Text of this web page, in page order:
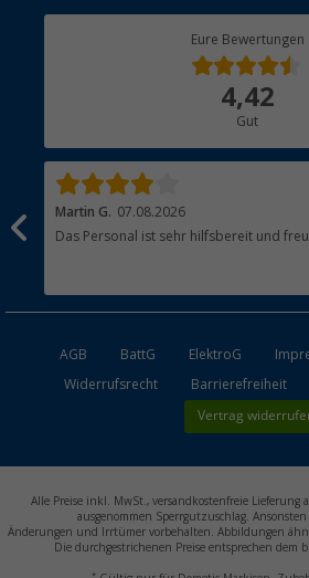
Eure Bewertungen
4,42
Gut
Martin G. 07.08.2026
Das Personal ist sehr hilfsbereit und
AGB BattG ElektroG
Widerrufsrecht
Barrierefreiheit
Vertrag
Alle Preise inkl. MwSt., versandkostenfreie Lieferung
ausgenommen Sperrgutzuschlag. Ansonsten
Änderungen und Irrtümer vorbehalten. Abbildungen
Die durchgestrichenen Preise entsprechen dem
*